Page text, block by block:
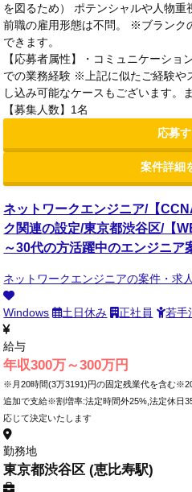
を図るため） ポテンシャルや人物重
前職の雇用形態は不問。 ※ブランク
できます。
【応募者属性】・コミュニケーショ
での業務経験 ※上記に似たご経験や
し込み可能なケースもございます。
【募集人数】1名
応募
案件詳細
ネットワークエンジニア/【
ク関連の設定/東京都渋谷区/【
～30代の方活躍中のエンジニア
ネットワークエンジニアの案件・求人
Windows 土日休み 正社員 若手
給与
年収300万～300万円
※月20時間(3万3191)円の固定残業代を含む
追加で支給※割増率:法定時間外25%,法定休日
応じて決定いたします
勤務地
東京都渋谷区 (恵比寿駅)